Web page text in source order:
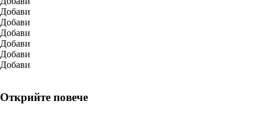
Добави
Добави
Добави
Добави
Добави
Добави
Открийте повече